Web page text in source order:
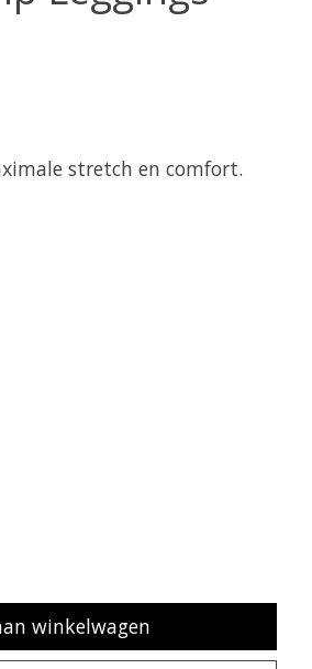
stretch en comfort.
is
winkelwagen